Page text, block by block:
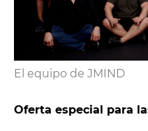
El equipo de JMIND
Oferta especial para